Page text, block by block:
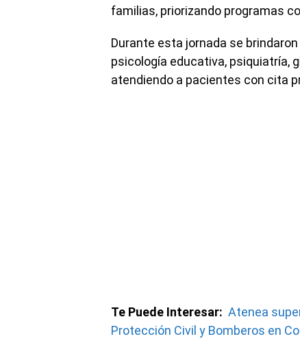
familias, priorizando programas
Durante esta jornada se
psicología educativa, psiquiatría,
atendiendo a pacientes con cita
Te Puede Interesar: Atenea
Protección Civil y Bomberos en